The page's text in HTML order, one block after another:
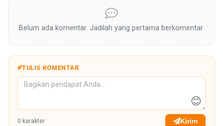
Belum ada komentar. Jadilah yang pertama berkomentar.
TULIS KOMENTAR
😊
0 karakter Kirim